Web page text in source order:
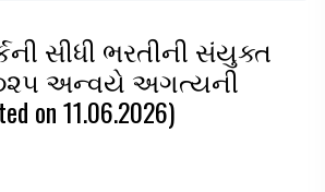
સીધી ભરતીની સંયુક્ત
અન્વયે અગત્યની
on 11.06.2026)